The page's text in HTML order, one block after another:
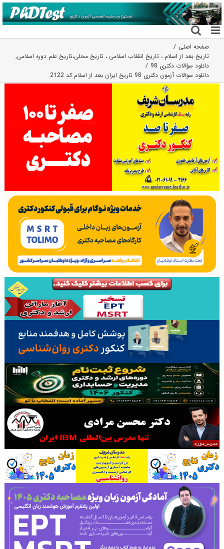
رفتن
به
محتوا
صفحه اصلی
تاریخ بعد از اسلام ، تاریخ انقلاب اسلامی ، تاریخ محلی،تاریخ علم دوره اسلامی,
دانلود سؤالات دکتری 98
دانلود سوالات آزمون دکتری 98 تاریخ ایران بعد از اسلام کد 2122